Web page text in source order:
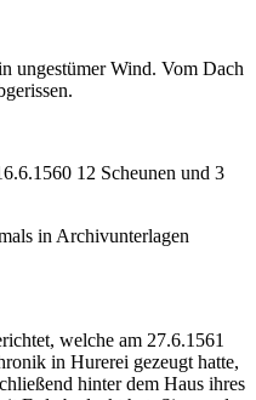
ungestümer Wind. Vom Dach
12 Scheunen und 3
in Archivunterlagen
welche am 27.6.1561
in Hurerei gezeugt hatte,
hinter dem Haus ihres